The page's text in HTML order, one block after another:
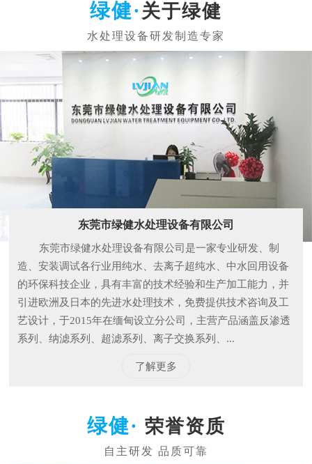
关于绿健
东莞市绿健水处理设备有限公司
东莞市绿健水处理设备有限公司是一家专业研发、制
造、安装调试各行业用纯水、去离子超纯水、中水回用设备
的环保科技企业，具有丰富的技术经验和生产加工能力，并
引进欧洲及日本的先进水处理技术，免费提供技术咨询及工
艺设计，于2015年在缅甸设立分公司，主营产品涵盖反渗透
系列、纳滤系列、超滤系列、离子交换系列、...
了解更多
荣誉资质